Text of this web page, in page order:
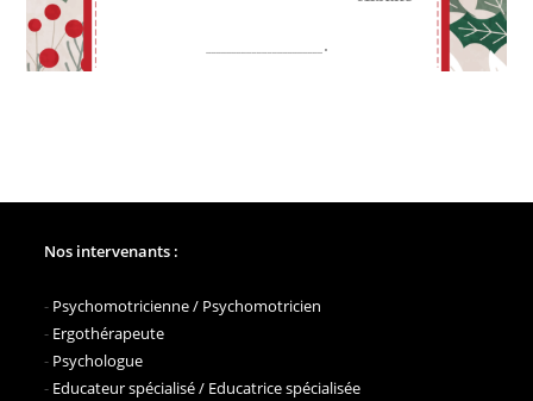
Nos intervenants :
- Psychomotricienne / Psychomotricien
- Ergothérapeute
- Psychologue
- Educateur spécialisé / Educatrice spécialisée